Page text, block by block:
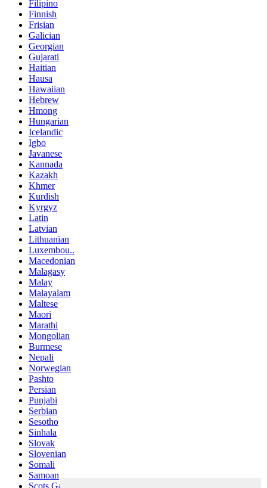
Filipino
Finnish
Frisian
Galician
Georgian
Gujarati
Haitian
Hausa
Hawaiian
Hebrew
Hmong
Hungarian
Icelandic
Igbo
Javanese
Kannada
Kazakh
Khmer
Kurdish
Kyrgyz
Latin
Latvian
Lithuanian
Luxembou..
Macedonian
Malagasy
Malay
Malayalam
Maltese
Maori
Marathi
Mongolian
Burmese
Nepali
Norwegian
Pashto
Persian
Punjabi
Serbian
Sesotho
Sinhala
Slovak
Slovenian
Somali
Samoan
Scots Gaelic